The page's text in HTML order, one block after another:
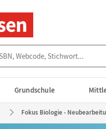
Grundschule
Fokus Biologie -